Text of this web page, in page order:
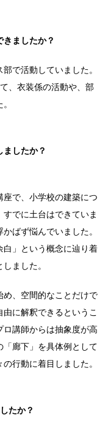
ましたか？
で活動していました。
、衣装係の活動や、部
したか？
で、小学校の建築につ
でに土台はできていま
ばず悩んでいました。
白」という概念に辿り着
ました。
、空間的なことだけで
に解釈できるというこ
ロ講師からは抽象度が高
廊下」を具体例として
行動に着目しました。
たか？